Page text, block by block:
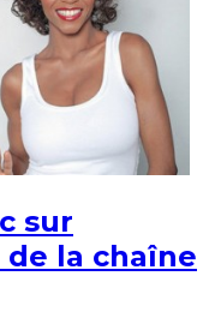
sur
la chaîne